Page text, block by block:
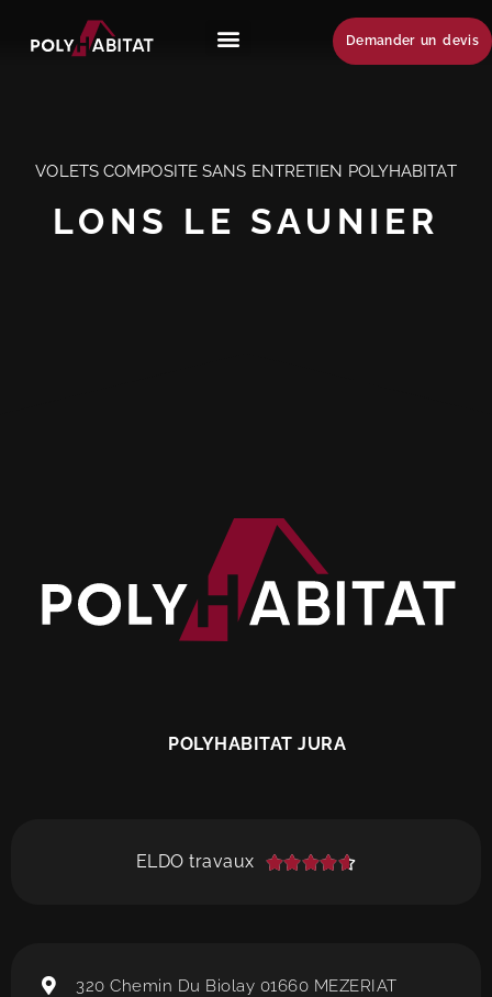
Demander un devis
VOLETS COMPOSITE SANS ENTRETIEN POLYHABITAT
LONS LE SAUNIER
POLYHABITAT JURA
ELDO travaux 
320 Chemin Du Biolay 01660 MEZERIAT